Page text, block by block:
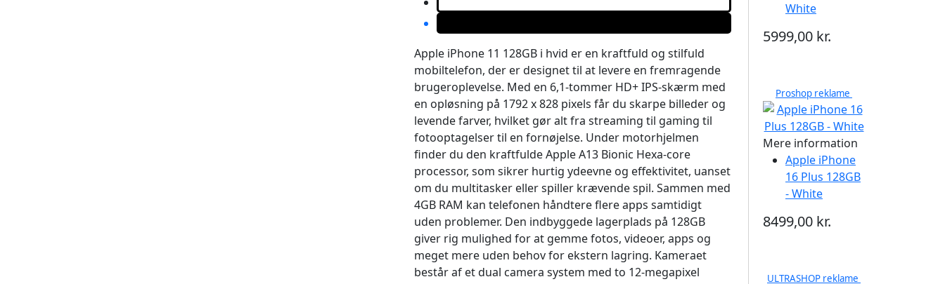
Apple iPhone 11 128GB i hvid er en kraftfuld og stilfuld
mobiltelefon, der er designet til at levere en fremragende
brugeroplevelse. Med en 6,1-tommer HD+ IPS-skærm med
en opløsning på 1792 x 828 pixels får du skarpe billeder og
levende farver, hvilket gør alt fra streaming til gaming til
fotooptagelser til en fornøjelse. Under motorhjelmen
finder du den kraftfulde Apple A13 Bionic Hexa-core
processor, som sikrer hurtig ydeevne og effektivitet, uanset
om du multitasker eller spiller krævende spil. Sammen med
4GB RAM kan telefonen håndtere flere apps samtidigt
uden problemer. Den indbyggede lagerplads på 128GB
giver rig mulighed for at gemme fotos, videoer, apps og
meget mere uden behov for ekstern lagring. Kameraet
består af et dual camera system med to 12-megapixel
White
5999,00 kr.
Proshop reklame
Mere information
Apple iPhone
16 Plus 128GB
- White
8499,00 kr.
ULTRASHOP reklame